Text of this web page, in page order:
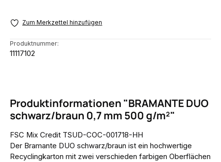
Zum Merkzettel hinzufügen
Produktnummer:
11117102
Produktinformationen "BRAMANTE DUO
schwarz/braun 0,7 mm 500 g/m²"
FSC Mix Credit TSUD-COC-001718-HH
Der Bramante DUO schwarz/braun ist ein hochwertige
Recyclingkarton mit zwei verschieden farbigen Oberflächen